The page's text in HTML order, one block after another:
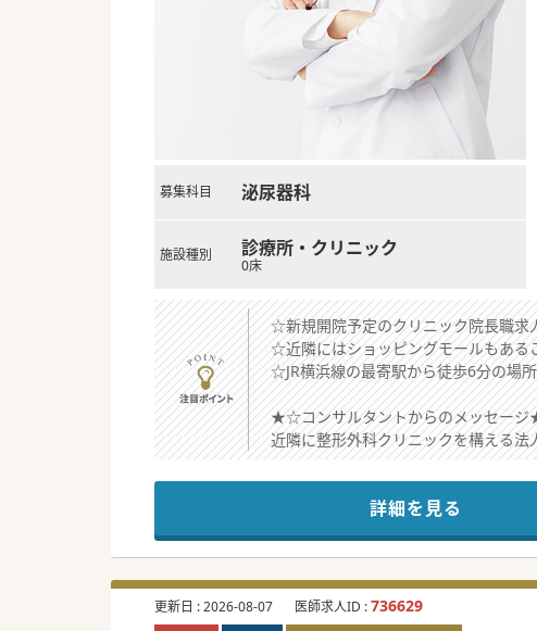
募集科目 泌尿器科
施設種別 診療所・クリニック
0床
☆新規開院予定のクリニック院長職求
☆近隣にはショッピングモールもある
☆JR横浜線の最寄駅から徒歩6分の場
★☆コンサルタントからのメッセー
近隣に整形外科クリニックを構える法
分院としてお近くにクリニックを開院
お力をお貸しいただける院長先生をお
将来的にご開業をお考えの先生につい
時短や勤務時間調整なども柔軟にご相
まずはぜひお気軽にお問合せくださ
#春入職可 #秋入職可
詳細を見る
更新日 :2026-08-07 医師求人ID :736629